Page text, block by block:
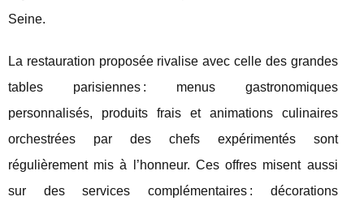
Seine.
La restauration proposée rivalise avec celle des grandes
tables parisiennes : menus gastronomiques
personnalisés, produits frais et animations culinaires
orchestrées par des chefs expérimentés sont
régulièrement mis à l’honneur. Ces offres misent aussi
sur des services complémentaires : décorations